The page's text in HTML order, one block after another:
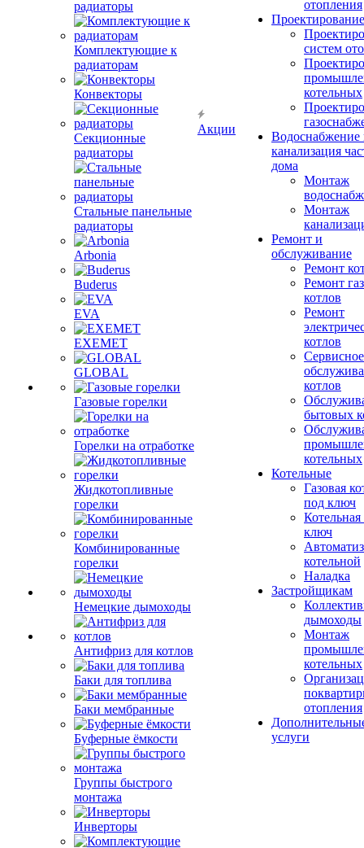
радиаторы
Комплектующие к
радиаторам
Конвекторы
Секционные
радиаторы
Стальные панельные
радиаторы
Arbonia
Buderus
EVA
EXEMET
GLOBAL
Газовые горелки
Горелки на отработке
Жидкотопливные
горелки
Комбинированные
горелки
Немецкие дымоходы
Антифриз для котлов
Баки для топлива
Баки мембранные
Буферные ёмкости
Группы быстрого
монтажа
Инверторы
Акции
отопления
Проектирование
систем
котельных
Водоснабжение
канализация
дома
Монтаж
Монтаж
Ремонт и
обслуживание
Ремонт
Ремонт
котлов
Ремонт
котлов
Сервисное
котлов
бытовых
котельных
Котельные
Газовая
под ключ
ключ
котельной
Наладка
Застройщикам
дымоходы
Монтаж
котельных
отопления
услуги